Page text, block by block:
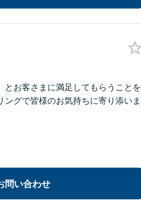
とお客さまに満足してもらうことを
グで皆様のお気持ちに寄り添いま
問い合わせ